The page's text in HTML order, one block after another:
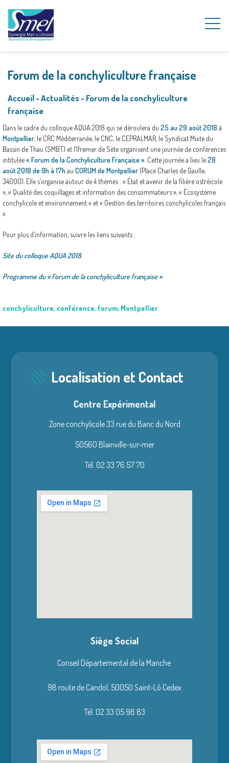
Forum de la conchyliculture française
Accueil~Actualités~Forum de la conchyliculture
française
Dans le cadre du colloque AQUA 2018 qui se déroulera du 25 au 29 août 2018à
Montpellier, le CRC Méditerranée, le CNC, le CEPRALMAR, le Syndicat Mixte du
Bassin de Thau (SMBT) et l’Ifremer de Sète organisent une journée de conférences
intitulée« Forum de la Conchyliculture Française » . Cette journée a lieu le28
août 2018 de 9h à 17hau CORUM de Montpellier (Place Charles de Gaulle,
34000). Elle s’organise autour de 4 thèmes : « État et avenir de la filière ostréicole
», « Qualité des coquillages et information des consommateurs », « Écosystème
conchylicole et environnement » et « Gestion des territoires conchylicoles français
».
Pour plus d’information, suivre les liens suivants :
Site du colloque AQUA 2018.
Programme du « Forum de la conchyliculture française »
conchyliculture, conférence, forum, Montpellier
Localisation et Contact
Centre Expérimental
Zone conchylicole 33 rue du Banc du Nord
50560 Blainville-sur-mer
Tél. 02 33 76 57 70
Siège Social
Conseil Départemental de la Manche
98 route de Candol, 50050 Saint-Lô Cedex
Tél. 02 33 05 98 83